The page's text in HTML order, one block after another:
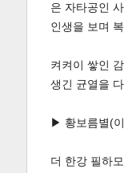
스북 터 공 공유
달기
은 자타공인
인생을 보며
켜켜이 쌓인
생긴 균열을
▶ 황보름별(
더 한강 필하